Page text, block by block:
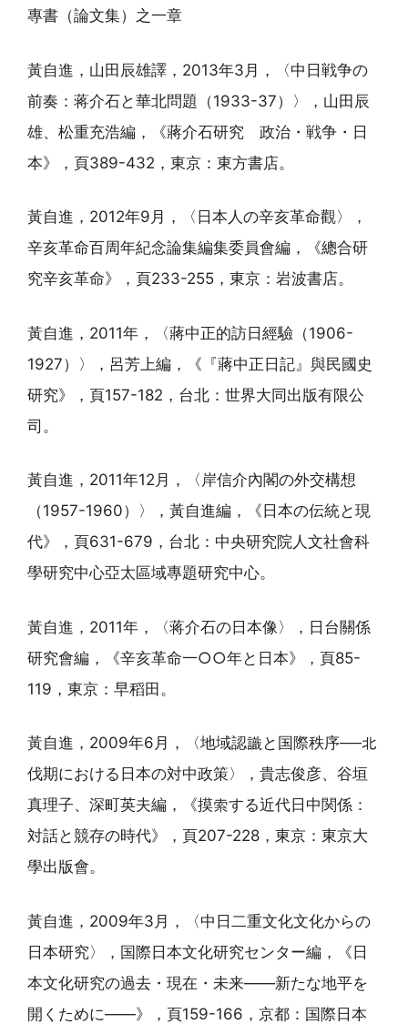
專書（論文集）之一章
黃自進，山田辰雄譯，2013年3月，〈中日戦争の
前奏：蒋介石と華北問題（1933-37）〉，山田辰
雄、松重充浩編，《蔣介石研究 政治・戦争・日
本》，頁389-432，東京：東方書店。
黃自進，2012年9月，〈日本人の辛亥革命觀〉，
辛亥革命百周年紀念論集編集委員會編，《總合研
究辛亥革命》，頁233-255，東京：岩波書店。
黃自進，2011年，〈蔣中正的訪日經驗（1906-
1927）〉，呂芳上編，《『蔣中正日記』與民國史
研究》，頁157-182，台北：世界大同出版有限公
司。
黃自進，2011年12月，〈岸信介內閣の外交構想
（1957-1960）〉，黃自進編，《日本の伝統と現
代》，頁631-679，台北：中央研究院人文社會科
學研究中心亞太區域專題研究中心。
黃自進，2011年，〈蒋介石の日本像〉，日台關係
研究會編，《辛亥革命一○○年と日本》，頁85-
119，東京：早稻田。
黃自進，2009年6月，〈地域認識と国際秩序──北
伐期における日本の対中政策〉，貴志俊彦、谷垣
真理子、深町英夫編，《摸索する近代日中関係：
対話と競存の時代》，頁207-228，東京：東京大
學出版會。
黃自進，2009年3月，〈中日二重文化文化からの
日本研究〉，国際日本文化研究センター編，《日
本文化研究の過去・現在・未来——新たな地平を
開くために——》，頁159-166，京都：国際日本